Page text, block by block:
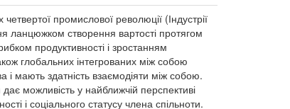
промислової революції (Індустрії
ланцюжком створення вартості протягом
продуктивності і зростанням
глобальних інтегрованих між собою
мають здатність взаємодіяти між собою.
можливість у найближчій перспективі
і соціального статусу члена спільноти.